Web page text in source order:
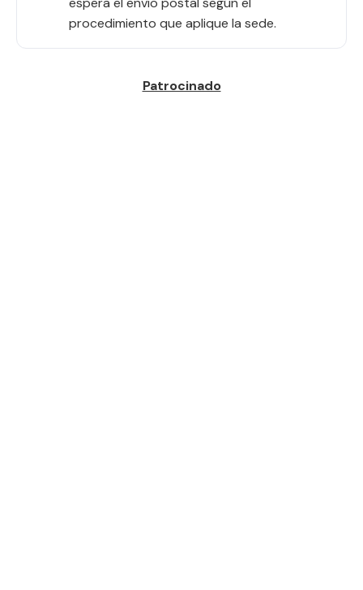
procedimiento que aplique la sede.